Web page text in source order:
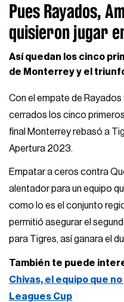
Pues Rayados,
quisieron jugar
Así quedan los cinco
de Monterrey y el
Con el empate de Rayados
cerrados los cinco
final Monterrey rebasó a
Apertura 2023.
Empatar a ceros contra
alentador para un equipo
como lo es el conjunto
permitió asegurar el
para Tigres, así ganara el
También te puede
Chivas, el equipo que
Leagues Cup